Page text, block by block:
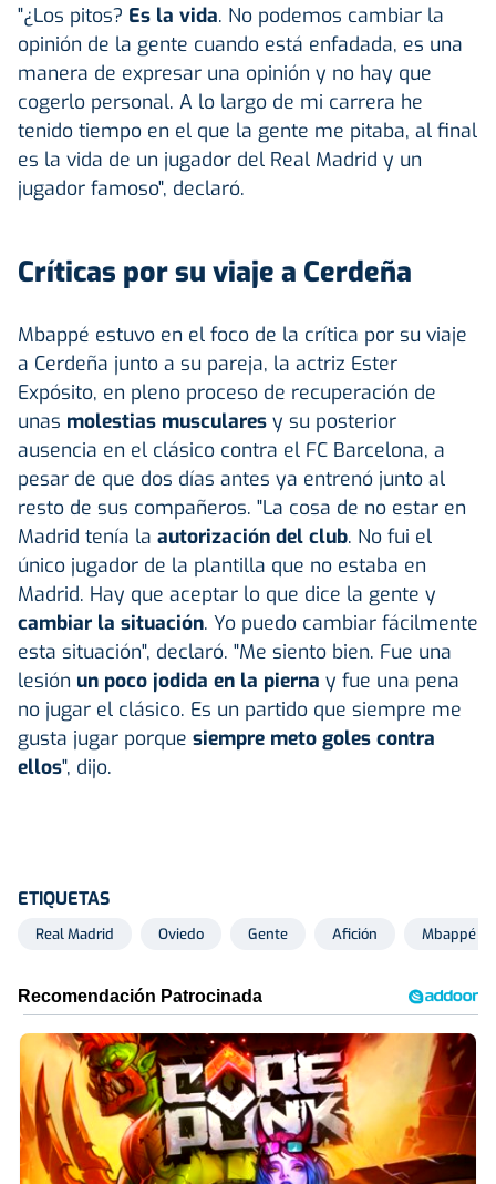
"¿Los pitos? Es la vida. No podemos cambiar la
opinión de la gente cuando está enfadada, es una
manera de expresar una opinión y no hay que
cogerlo personal. A lo largo de mi carrera he
tenido tiempo en el que la gente me pitaba, al final
es la vida de un jugador del Real Madrid y un
jugador famoso", declaró.
Críticas por su viaje a Cerdeña
Mbappé estuvo en el foco de la crítica por su viaje
a Cerdeña junto a su pareja, la actriz Ester
Expósito, en pleno proceso de recuperación de
unas molestias musculares y su posterior
ausencia en el clásico contra el FC Barcelona, a
pesar de que dos días antes ya entrenó junto al
resto de sus compañeros. "La cosa de no estar en
Madrid tenía la autorización del club. No fui el
único jugador de la plantilla que no estaba en
Madrid. Hay que aceptar lo que dice la gente y
cambiar la situación. Yo puedo cambiar fácilmente
esta situación", declaró. "Me siento bien. Fue una
lesión un poco jodida en la pierna y fue una pena
no jugar el clásico. Es un partido que siempre me
gusta jugar porque siempre meto goles contra
ellos", dijo.
ETIQUETAS
Real Madrid Oviedo Gente Afición Mbappé